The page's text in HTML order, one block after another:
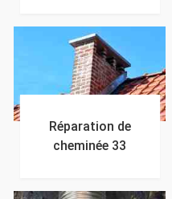
Réparation de
cheminée 33